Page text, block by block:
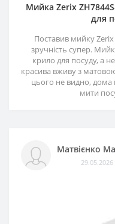
Мийка Zerix
для
Поставив мийку Zerix
зручність супер.
крило для посуду, а
красива вживу з
цього не видно, дома
мити
Матвієнко
29.05.2026